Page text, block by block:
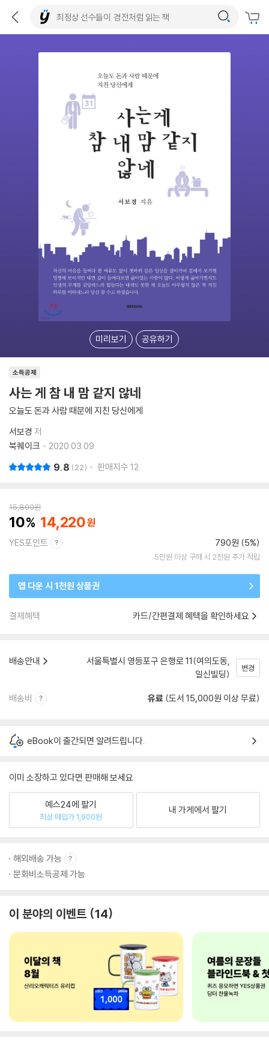
미리보기 공유하기
소득공제
사는 게 참 내 맘 같지 않네
오늘도 돈과 사람 때문에 지친 당신에게
서보경 저
북퀘이크
2020.03.09.
9.8 22 판매지수 12
15,800원
10 14,220
YES포인트 790원 (5%)
5만원 이상 구매 시 2천원 추가 적립
앱 다운 시 1천원 상품권
결제혜택 카드/간편결제 혜택을 확인하세요
배송안내
서울특별시 영등포구 은행로 11(여의도동,
일신빌딩)
변경
배송비 유료 (도서 15,000원 이상 무료)
eBook이 출간되면 알려드립니다.
이미 소장하고 있다면 판매해 보세요.
예스24에 팔기
최상 매입가 1,900원
내 가게에서 팔기
해외배송 가능
문화비소득공제 가능
이 분야의 이벤트 14